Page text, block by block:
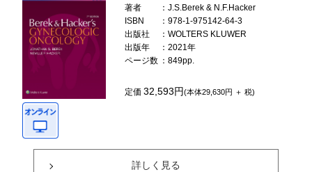
著者
：J.S.Berek & N.F.Hacker
ISBN
：978-1-975142-64-3
出版社
：WOLTERS KLUWER
出版年
：2021年
ページ数 ：849pp.
定価32,593円(本体29,630円 ＋ 税)
詳しく見る